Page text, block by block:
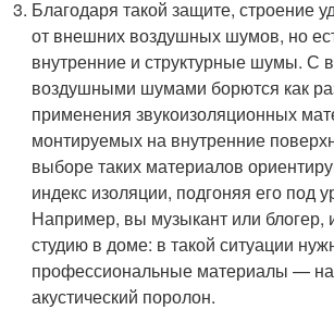
Благодаря такой защите, строение
от внешних воздушных шумов, но
внутренние и структурные шумы. С
воздушными шумами борются как
применения звукоизоляционных
монтируемых на внутренние
выборе таких материалов
индекс изоляции, подгоняя его под
Например, вы музыкант или блогер,
студию в доме: в такой ситуации
профессиональные материалы —
акустический поролон.